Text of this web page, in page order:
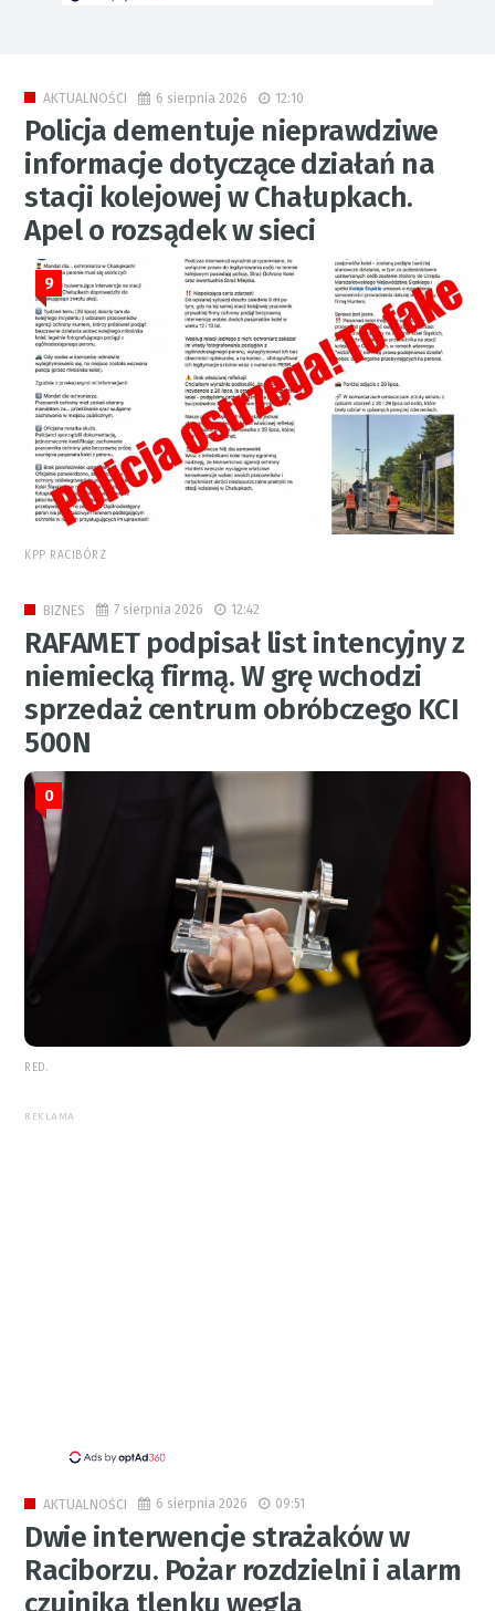
AKTUALNOŚCI 6 sierpnia 2026 12:10
Policja dementuje nieprawdziwe
informacje dotyczące działań na
stacji kolejowej w Chałupkach.
Apel o rozsądek w sieci
9
KPP RACIBÓRZ
BIZNES 7 sierpnia 2026 12:42
RAFAMET podpisał list intencyjny z
niemiecką firmą. W grę wchodzi
sprzedaż centrum obróbczego KCI
500N
0
RED.
REKLAMA
AKTUALNOŚCI 6 sierpnia 2026 09:51
Dwie interwencje strażaków w
Raciborzu. Pożar rozdzielni i alarm
czujnika tlenku węgla